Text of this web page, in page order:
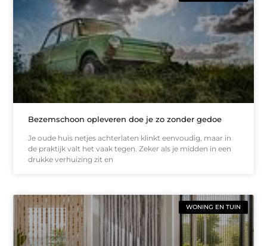
Bezemschoon opleveren doe je zo zonder gedoe
Je oude huis netjes achterlaten klinkt eenvoudig, maar in
de praktijk valt het vaak tegen. Zeker als je midden in een
drukke verhuizing zit en
WONING EN TUIN